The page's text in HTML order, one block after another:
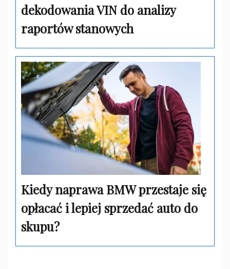
dekodowania VIN do analizy
raportów stanowych
Kiedy naprawa BMW przestaje się
opłacać i lepiej sprzedać auto do
skupu?